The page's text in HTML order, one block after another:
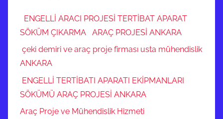
ENGELLİ ARACI PROJESİ TERTİBAT APARAT
SÖKÜM ÇIKARMA ARAÇ PROJESİ ANKARA
çeki demiri ve araç proje firması usta mühendislik
ANKARA
ENGELLİ TERTİBATI APARATI EKİPMANLARI
SÖKÜMÜ ARAÇ PROJESİ ANKARA
Araç Proje ve Mühendislik Hizmeti